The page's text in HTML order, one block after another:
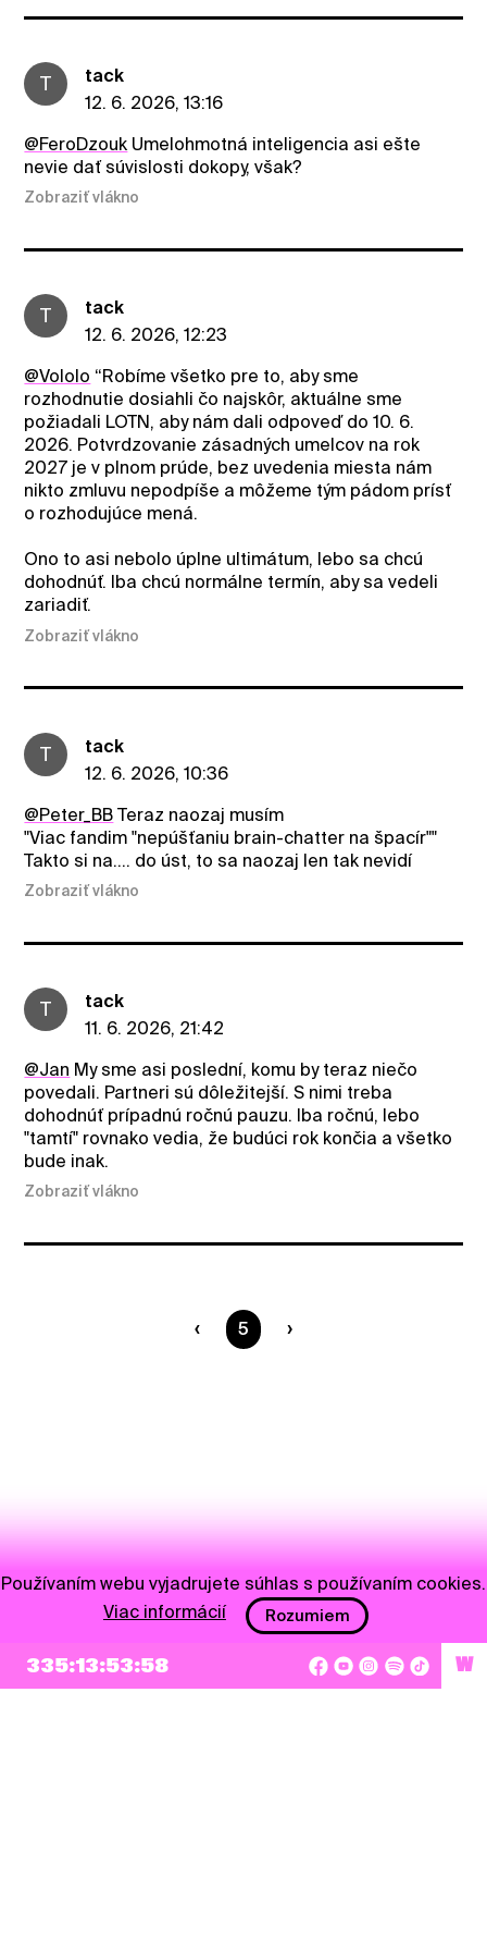
T
tack
12. 6. 2026, 13:16
@FeroDzouk Umelohmotná inteligencia asi ešte
nevie dať súvislosti dokopy, však?
Zobraziť vlákno
T
tack
12. 6. 2026, 12:23
@Vololo “Robíme všetko pre to, aby sme
rozhodnutie dosiahli čo najskôr, aktuálne sme
požiadali LOTN, aby nám dali odpoveď do 10. 6.
2026. Potvrdzovanie zásadných umelcov na rok
2027 je v plnom prúde, bez uvedenia miesta nám
nikto zmluvu nepodpíše a môžeme tým pádom prísť
o rozhodujúce mená.
Ono to asi nebolo úplne ultimátum, lebo sa chcú
dohodnúť. Iba chcú normálne termín, aby sa vedeli
zariadiť.
Zobraziť vlákno
T
tack
12. 6. 2026, 10:36
@Peter_BB Teraz naozaj musím
"Viac fandim "nepúšťaniu brain-chatter na špacír""
Takto si na.... do úst, to sa naozaj len tak nevidí
Zobraziť vlákno
T
tack
11. 6. 2026, 21:42
@Jan My sme asi poslední, komu by teraz niečo
povedali. Partneri sú dôležitejší. S nimi treba
dohodnúť prípadnú ročnú pauzu. Iba ročnú, lebo
"tamtí" rovnako vedia, že budúci rok končia a všetko
bude inak.
Zobraziť vlákno
Ste na strane
5
335:13:53:58 W
Používaním webu vyjadrujete súhlas s používaním cookies.
Viac informácií
Rozumiem